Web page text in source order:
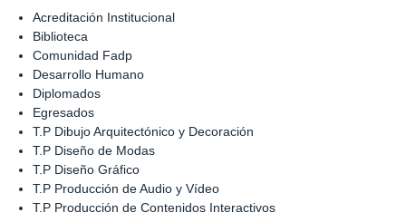
Acreditación Institucional
Biblioteca
Comunidad Fadp
Desarrollo Humano
Diplomados
Egresados
T.P Dibujo Arquitectónico y Decoración
T.P Diseño de Modas
T.P Diseño Gráfico
T.P Producción de Audio y Vídeo
T.P Producción de Contenidos Interactivos